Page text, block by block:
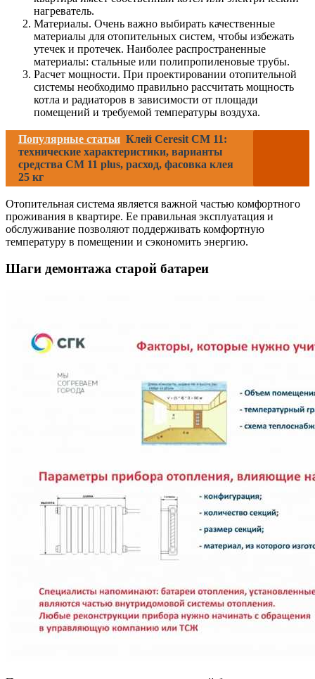
нагреватель.
Материалы. Очень важно выбирать качественные
материалы для отопительных систем, чтобы избежать
утечек и протечек. Наиболее распространенные
материалы: стальные или полипропиленовые трубы.
Расчет мощности. При проектировании отопительной
системы необходимо правильно рассчитать мощность
котла и радиаторов в зависимости от площади
помещений и требуемой температуры воздуха.
Популярные статьи Клей Ceresit CM 11:
технические характеристики, варианты
средства CM 11 plus, расход, фасовка клея
25 кг
Отопительная система является важной частью комфортного
проживания в квартире. Ее правильная эксплуатация и
обслуживание позволяют поддерживать комфортную
температуру в помещении и сэкономить энергию.
Шаги демонтажа старой батареи